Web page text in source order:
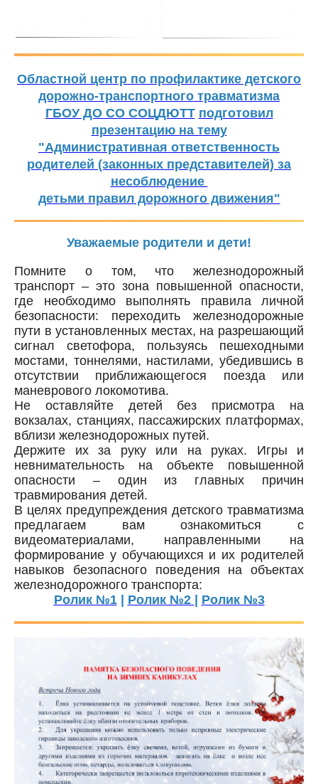
Областной центр по профилактике детского
дорожно-транспортного травматизма
ГБОУ ДО СО СОЦДЮТТ подготовил
презентацию на тему
"Административная ответственность
родителей (законных представителей) за
несоблюдение
детьми правил дорожного движения"
Уважаемые родители и дети!
Помните о том, что железнодорожный
транспорт – это зона повышенной опасности,
где необходимо выполнять правила личной
безопасности: переходить железнодорожные
пути в установленных местах, на разрешающий
сигнал светофора, пользуясь пешеходными
мостами, тоннелями, настилами, убедившись в
отсутствии приближающегося поезда или
маневрового локомотива.
Не оставляйте детей без присмотра на
вокзалах, станциях, пассажирских платформах,
вблизи железнодорожных путей.
Держите их за руку или на руках. Игры и
невнимательность на объекте повышенной
опасности – один из главных причин
травмирования детей.
В целях предупреждения детского травматизма
предлагаем вам ознакомиться с
видеоматериалами, направленными на
формирование у обучающихся и их родителей
навыков безопасного поведения на объектах
железнодорожного транспорта:
Ролик №1| Ролик №2 Ролик №3